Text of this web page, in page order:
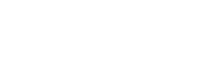
스 의사결정자를 대상으로 온라인 설문조사를 실시